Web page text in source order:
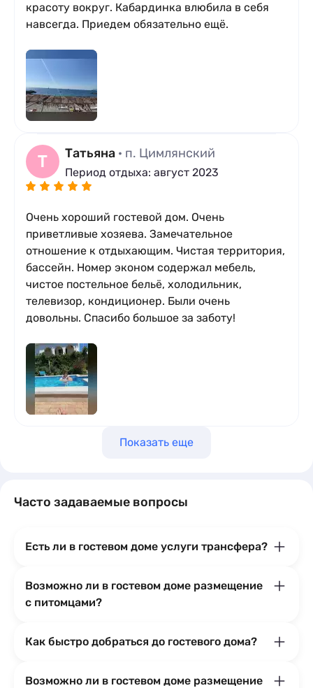
красоту вокруг. Кабардинка влюбила в себя
навсегда. Приедем обязательно ещё.
Т Татьяна · п. Цимлянский
Период отдыха: август 2023
Очень хороший гостевой дом. Очень
приветливые хозяева. Замечательное
отношение к отдыхающим. Чистая территория,
бассейн. Номер эконом содержал мебель,
чистое постельное бельё, холодильник,
телевизор, кондиционер. Были очень
довольны. Спасибо большое за заботу!
Показать еще
Часто задаваемые вопросы
Есть ли в гостевом доме услуги трансфера?
Возможно ли в гостевом доме размещение
с питомцами?
Как быстро добраться до гостевого дома?
Возможно ли в гостевом доме размещение